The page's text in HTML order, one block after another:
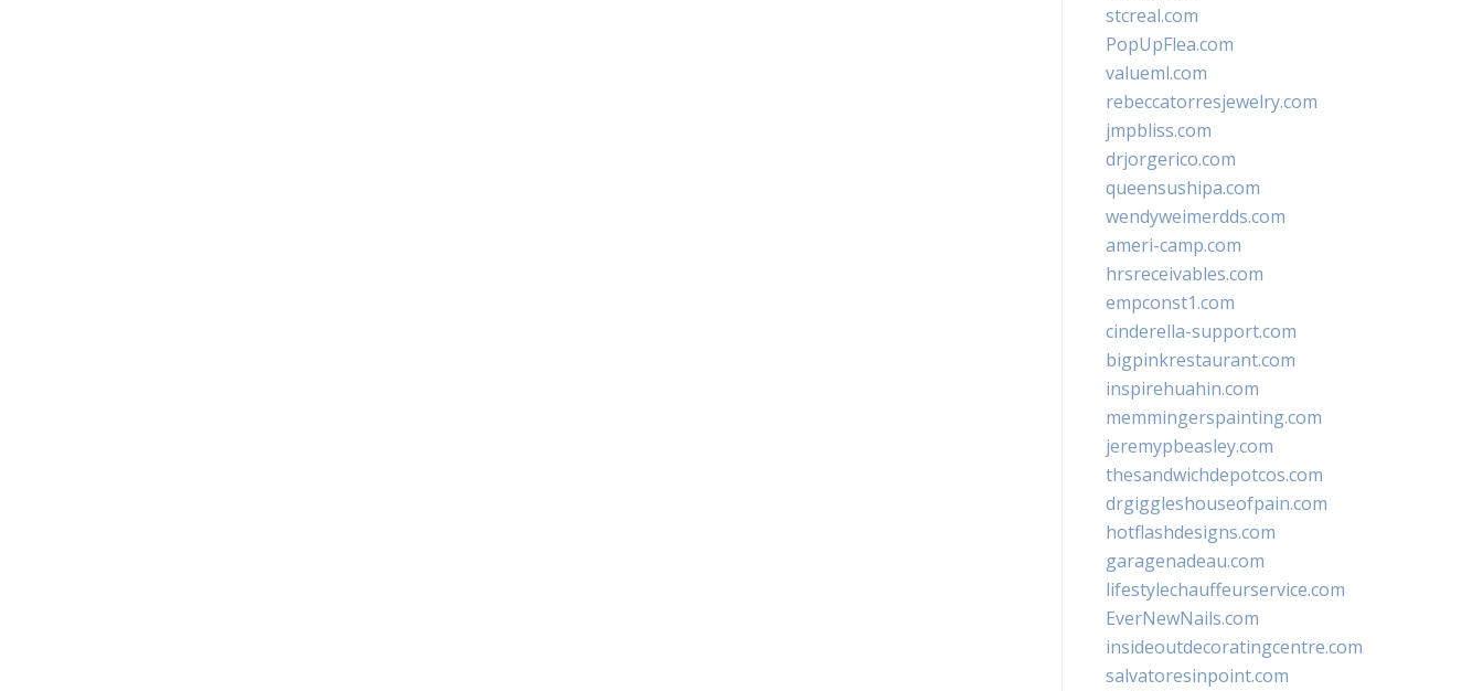
stcreal.com
PopUpFlea.com
valueml.com
rebeccatorresjewelry.com
jmpbliss.com
drjorgerico.com
queensushipa.com
wendyweimerdds.com
ameri-camp.com
hrsreceivables.com
empconst1.com
cinderella-support.com
bigpinkrestaurant.com
inspirehuahin.com
memmingerspainting.com
jeremypbeasley.com
thesandwichdepotcos.com
drgiggleshouseofpain.com
hotflashdesigns.com
garagenadeau.com
lifestylechauffeurservice.com
EverNewNails.com
insideoutdecoratingcentre.com
salvatoresinpoint.com